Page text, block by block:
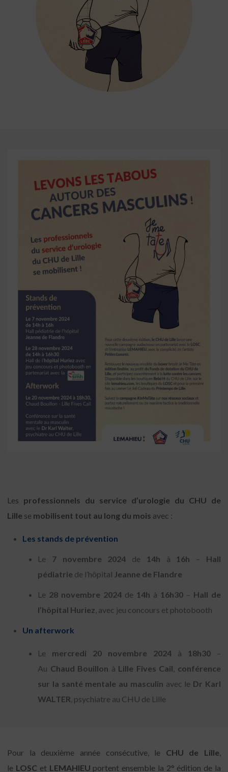
Les professionnels du service d’urologie du CHU de
Lille se mobilisent tout au long du mois avec :
Les stands de prévention
Le 7 novembre 2024 de 14h à 16h – Hall
pédiatrie de l’hôpital Jeanne de Flandre
Le 28 novembre 2024 de 14h à 16h30– Hall de
l’hôpital Huriez , avec jeu concours et photobooth
Un afterwork
Le mercredi 20 novembre 2024à 18h30–
Au Chaud Bouillon à Lille Fives Cail conférence
sur la santé mentale au masculin avec le Dr Karl
WALTER , psychiatre au CHU de Lille
Pour la deuxième année consécutive, le CHU de Lille
le LOSC et LEMAHIEU portent ensemble la 2° édition de la